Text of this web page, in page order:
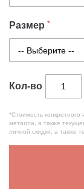
Размер
Кол-во
*Стоимость
металла, а также
личной скидки, а также